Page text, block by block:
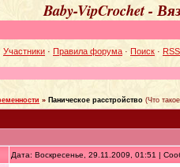
Baby-VipCrochet -
Участники · Правила форума · Поиск · RSS
» Паническое расстройство (Что
Дата: Воскресенье, 29.11.2009, 01:51 |